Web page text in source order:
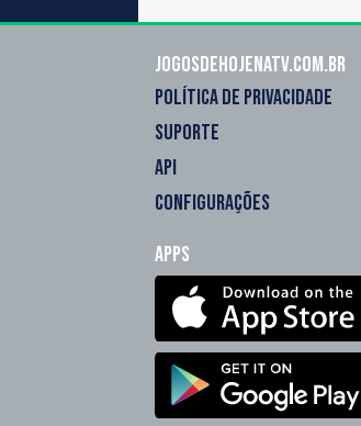
Jogosdehojenatv.com.br
POLÍTICA DE PRIVACIDADE
SUPORTE
API
CONFIGURAÇÕES
Apps